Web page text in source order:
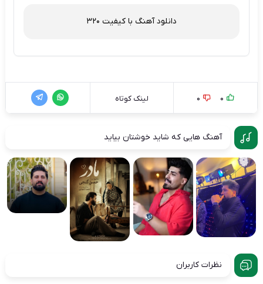
دانلود آهنگ با کیفیت 320
0
0 لینک کوتاه
آهنگ هایی که شاید خوشتان بیاید
نظرات کاربران